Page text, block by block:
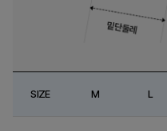
SIZE M L